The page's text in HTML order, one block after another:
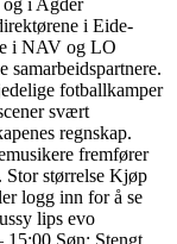
i Eide-
i NAV og LO
samarbeidspartnere.
fotballkamper
svært
regnskap.
fremfører
Stor størrelse Kjøp
logg inn for å se
lips evo
15:00 Søn: Stengt